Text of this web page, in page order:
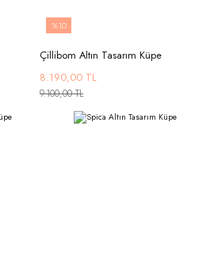
%10
Çillibom Altın Tasarım Küpe
8.190,00 TL
9.100,00 TL